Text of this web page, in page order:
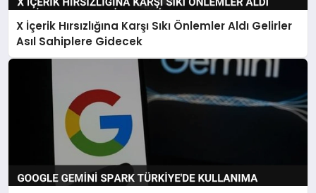
X İçerik Hırsızlığına Karşı Sıkı Önlemler Aldı Gelirler
Asıl Sahiplere Gidecek